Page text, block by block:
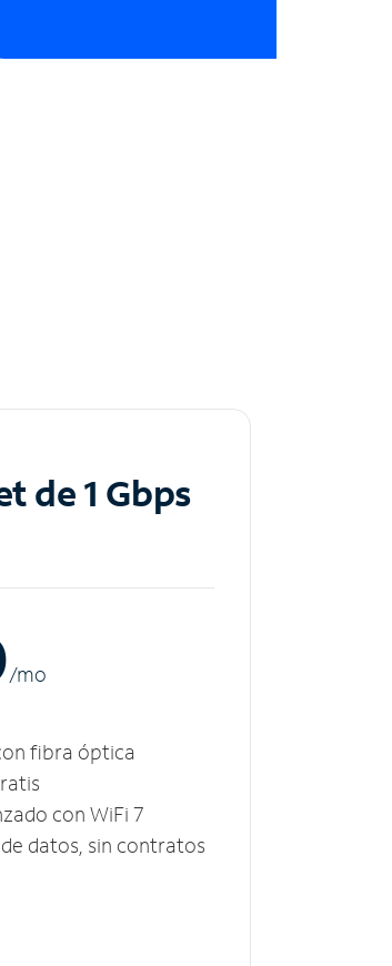
de 1 Gbps
/mo
fibra óptica
con WiFi 7
datos, sin contratos